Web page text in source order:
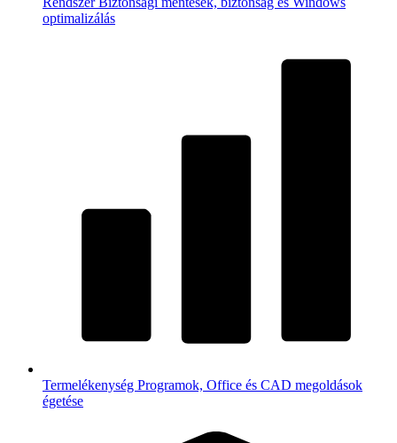
optimalizálás
Termelékenység Programok, Office és CAD megoldások
égetése